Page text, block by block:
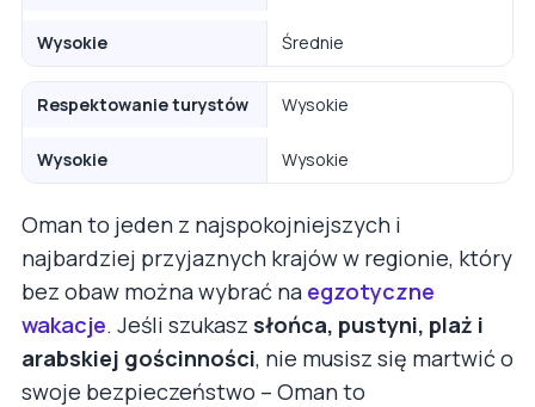
Wysokie Średnie
Respektowanie turystów Wysokie
Wysokie Wysokie
Oman to jeden z najspokojniejszych i
najbardziej przyjaznych krajów w regionie, który
bez obaw można wybrać na egzotyczne
wakacje. Jeśli szukasz słońca, pustyni, plaż i
arabskiej gościnności, nie musisz się martwić o
swoje bezpieczeństwo – Oman to